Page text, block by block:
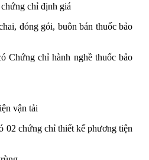
chỉ định giá
đóng gói, buôn bán thuốc bảo
Chứng chỉ hành nghề thuốc bảo
vận tải
02 chứng chỉ thiết kế phương tiện